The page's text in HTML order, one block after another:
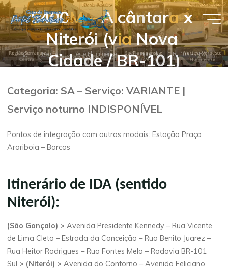
Pular
para
o
conteúdo
Guia de
Empresas
- Portal
RJ
5400M – Alcântara x
Niterói (via Nova
Cidade / BR-101)
Página
inicial
Regiões Leste Fluminense São Gonçalo RJ 105 – ABC
Categoria: SA – Serviço: VARIANTE |
Serviço noturno INDISPONÍVEL
Pontos de integração com outros modais: Estação Praça
Arariboia – Barcas
Itinerário de IDA (sentido
Niterói):
(São Gonçalo) >Avenida Presidente Kennedy – Rua Vicente
de Lima Cleto – Estrada da Conceição – Rua Benito Juarez –
Rua Heitor Rodrigues – Rua Fontes Melo – Rodovia BR-101
Sul > (Niterói) > Avenida do Contorno – Avenida Feliciano